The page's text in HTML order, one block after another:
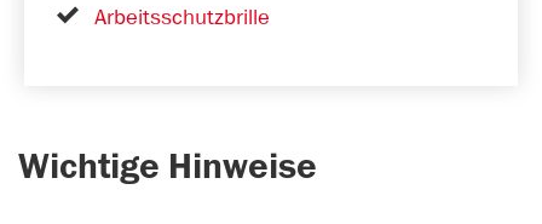
Arbeitsschutzbrille
Wichtige Hinweise